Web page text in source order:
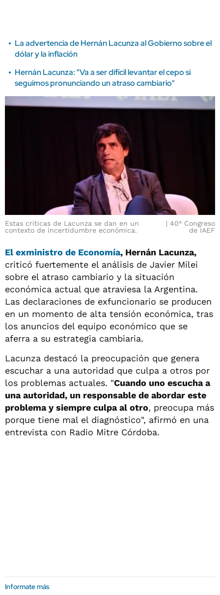
La advertencia de Hernán Lacunza al Gobierno sobre el
dólar y la inflación
Hernán Lacunza: "Va a ser difícil levantar el cepo si
seguimos pronunciando un atraso cambiario"
Estas críticas de Lacunza se dan en un
contexto de incertidumbre económica.
40° Congreso
de IAEF
El exministro de Economía, Hernán Lacunza,
criticó fuertemente el análisis de Javier Milei
sobre el atraso cambiario y la situación
económica actual que atraviesa la Argentina.
Las declaraciones de exfuncionario se producen
en un momento de alta tensión económica, tras
los anuncios del equipo económico que se
aferra a su estrategia cambiaria.
Lacunza destacó la preocupación que genera
escuchar a una autoridad que culpa a otros por
los problemas actuales. "Cuando uno escucha a
una autoridad, un responsable de abordar este
problema y siempre culpa al otro, preocupa más
porque tiene mal el diagnóstico", afirmó en una
entrevista con Radio Mitre Córdoba.
Informate más